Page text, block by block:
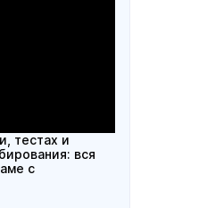
тестах и
вся
с